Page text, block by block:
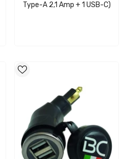
Type-A 2,1 Amp + 1 USB-C)